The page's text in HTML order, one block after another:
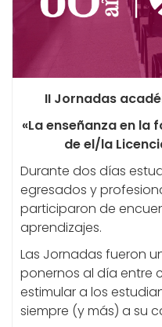
II Jornadas
«La enseñanza en la
de el/la
Durante dos días
egresados y
participaron de
aprendizajes.
Las Jornadas fueron
ponernos al día entre
estimular a los
siempre (y más) a su